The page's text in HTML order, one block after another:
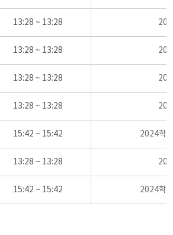
13:28 ~ 13:28
13:28 ~ 13:28
13:28 ~ 13:28
13:28 ~ 13:28
15:42 ~ 15:42 2024학
13:28 ~ 13:28
15:42 ~ 15:42 2024학